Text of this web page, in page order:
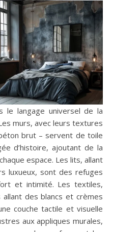
le langage universel de la
murs, avec leurs textures
brut – servent de toile
d’histoire, ajoutant de la
espace. Les lits, allant
luxueux, sont des refuges
et intimité. Les textiles,
des blancs et crèmes
couche tactile et visuelle
aux appliques murales,